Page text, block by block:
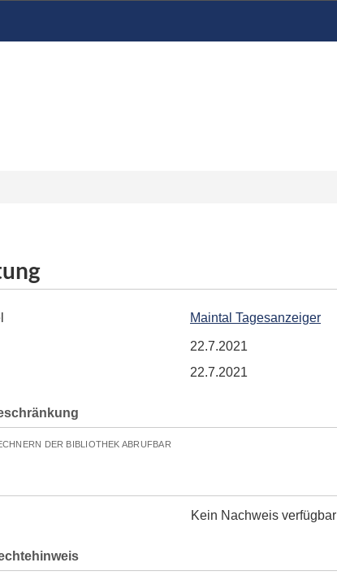
Maintal Tagesanzeiger
22.7.2021
22.7.2021
DER BIBLIOTHEK ABRUFBAR
Kein Nachweis verfügbar